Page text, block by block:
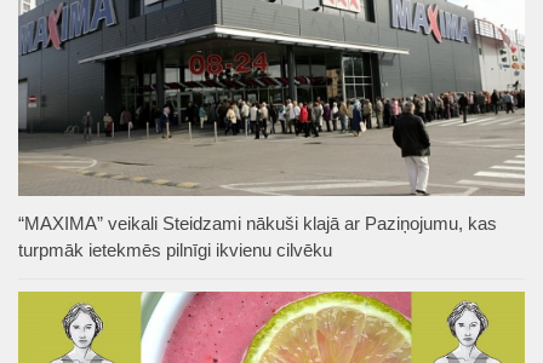
“MAXIMA” veikali Steidzami nākuši klajā ar Paziņojumu, kas
turpmāk ietekmēs pilnīgi ikvienu cilvēku